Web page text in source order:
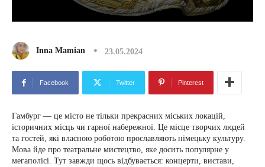
Inna Mamian 23.05.2024
Facebook Twitter Pinterest
Гамбург — це місто не тільки прекрасних міських локацій,
історичних місць чи гарної набережної. Це місце творчих людей
та гостей, які власною роботою прославляють німецьку культуру.
Мова йде про театральне мистецтво, яке досить популярне у
мегаполісі. Тут завжди щось відбувається: концерти, вистави,